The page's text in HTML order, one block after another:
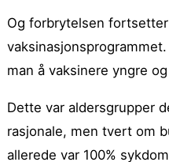
Og forbrytelsen
man å vaksinere yngre
Dette var aldersgrupper
rasjonale, men tvert om
allerede var 100%